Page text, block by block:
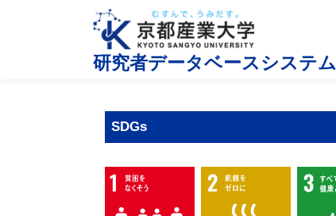
研究者データベースシステム
SDGs